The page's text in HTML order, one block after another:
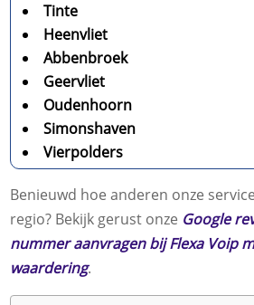
Tinte
Heenvliet
Abbenbroek
Geervliet
Oudenhoorn
Simonshaven
Vierpolders
Benieuwd hoe anderen onze
regio? Bekijk gerust onze Google
nummer aanvragen bij Flexa Voip
waardering.